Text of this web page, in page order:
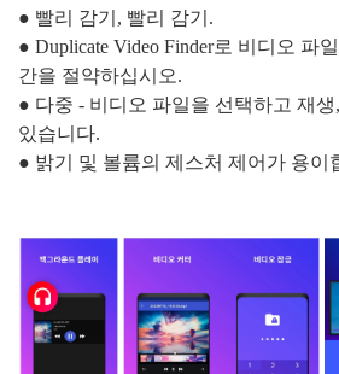
● 빨리 감기, 빨리 감기.
● Duplicate Video Finder로 비디오 파
간을 절약하십시오.
● 다중 - 비디오 파일을 선택하고 재
있습니다.
● 밝기 및 볼륨의 제스처 제어가 용이